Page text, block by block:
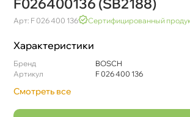
Арт: F 026 400 136 Сертифицированный
Характеристики
Бренд
BOSCH
Артикул
F 026 400 136
Смотреть все